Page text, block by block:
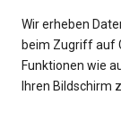
Wir erheben
beim Zugriff auf
Funktionen wie
Ihren Bildschirm